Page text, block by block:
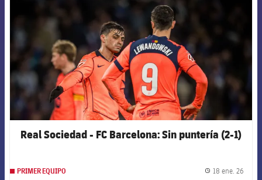
Real Sociedad - FC Barcelona: Sin puntería (2-1)
PRIMER EQUIPO 18 ene. 26